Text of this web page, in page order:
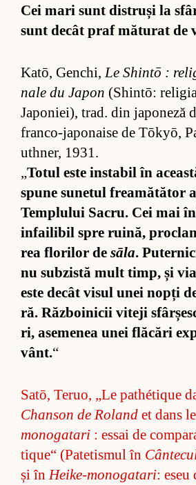
Cei mari sunt dis­truși la
sunt de­cât praf mă­tu­rat de
Ka­tō, Gen­chi,Le Shintō :
nale du Ja­pon (Shin­tō:
Ja­po­ni­ei), trad. din ja­po­neză
fran­co-ja­po­naise de Tōkyō,
uth­ner, 1931.
„To­tul este in­sta­bil în
spune su­ne­tul fre­a­mă­tă­tor
Tem­plu­lui Sa­cru. Cei mai
in­fa­i­li­bil spre ru­i­nă,
rea flo­ri­lor de sāla.
nu sub­zistă mult timp, și
este de­cât vi­sul unei nopți
ră. Răz­bo­i­ni­cii vi­teji
ri, ase­me­nea unei flă­cări
vânt.“
Sa­tō, Te­ruo, „Le pathéti­que
Chanson de Ro­land et dans le
monogatari : es­sai de
ti­que“ (Pa­te­tis­mul în
și în Heike-monogatari: